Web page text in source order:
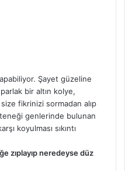
Şayet güzeline
bir altın kolye,
fikrinizi sormadan alıp
genlerinde bulunan
koyulması sıkıntı
zıplayıp neredeyse düz